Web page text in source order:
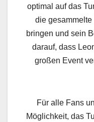
optimal auf das
die
bringen und sein
darauf, dass
großen Event
Für alle Fans
Möglichkeit, das